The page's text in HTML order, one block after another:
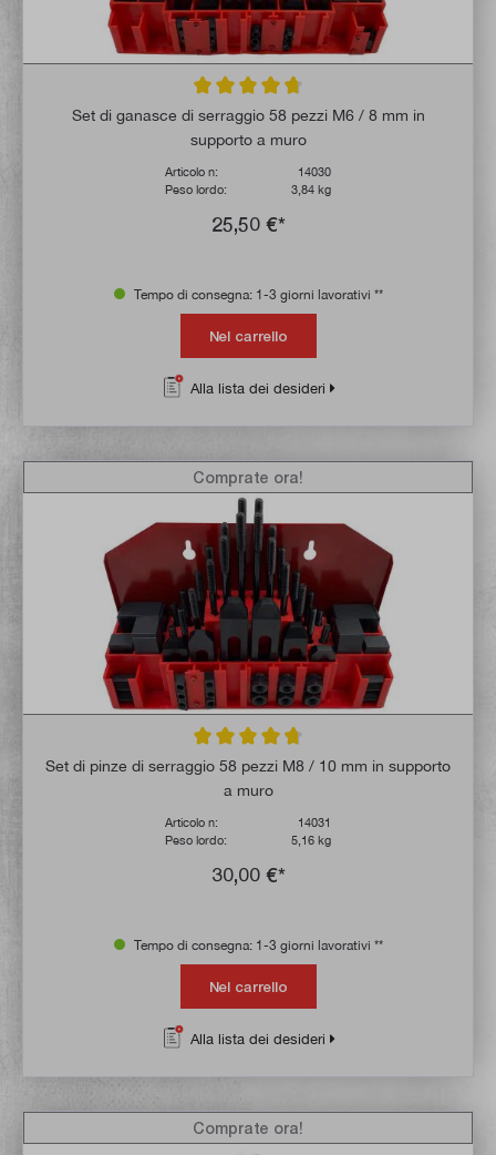
Valutazione media di 4.6 su 5 stelle
Set di ganasce di serraggio 58 pezzi M6 / 8 mm in
supporto a muro
Articolo n:
14030
Peso lordo:
3,84 kg
25,50 €*
Tempo di consegna: 1-3 giorni lavorativi **
Nel carrello
Alla lista dei desideri
Valutazione media di 4.7 su 5 stelle
Set di pinze di serraggio 58 pezzi M8 / 10 mm in supporto
a muro
Articolo n:
14031
Peso lordo:
5,16 kg
30,00 €*
Comprate ora!
Tempo di consegna: 1-3 giorni lavorativi **
Nel carrello
Alla lista dei desideri
Comprate ora!